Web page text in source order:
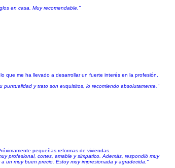
en casa. Muy recomendable."
que me ha llevado a desarrollar un fuerte interés en la profesión.
puntualidad y trato son exquisitos, lo recomiendo absolutamente."
pequeñas reformas de viviendas.
profesional, cortes, amable y simpatico. Además, respondió muy
un muy buen precio. Estoy muy impresionada y agradecida."